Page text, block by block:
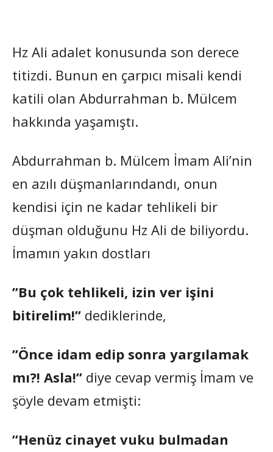
Hz Ali adalet konusunda son derece
titizdi. Bunun en çarpıcı misali kendi
katili olan Abdurrahman b. Mülcem
hakkında yaşamıştı.
Abdurrahman b. Mülcem İmam Ali’nin
en azılı düşmanlarındandı, onun
kendisi için ne kadar tehlikeli bir
düşman olduğunu Hz Ali de biliyordu.
İmamın yakın dostları
”Bu çok tehlikeli, izin ver işini
bitirelim!” dediklerinde,
”Önce idam edip sonra yargılamak
mı?! Asla!” diye cevap vermiş İmam ve
şöyle devam etmişti:
”Henüz cinayet vuku bulmadan